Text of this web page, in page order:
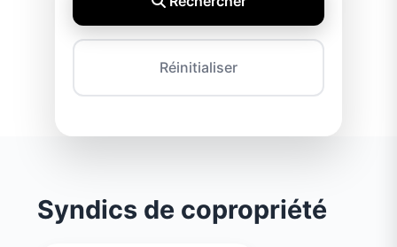
Réinitialiser
Syndics de copropriété